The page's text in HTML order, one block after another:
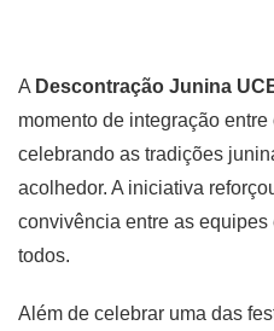
A Descontração Junina
momento de integração
celebrando as tradições
acolhedor. A iniciativa
convivência entre as
todos.
Além de celebrar uma das